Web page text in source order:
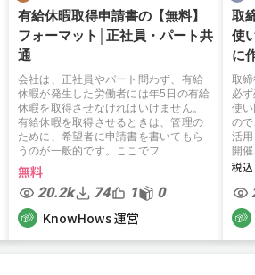
有給休暇取得申請書の【無料】
フォーマット│正社員・パート共
通
会社は、正社員やパート問わず、有給
休暇が発生した労働者には年5日の有給
休暇を取得させなければいけません。
有給休暇を取得させるときは、管理の
ために、希望者に申請書を書いてもら
うのが一般的です。ここでフ...
無料
20.2k 74 1 0
KnowHows 運営
取
使
に
取
必
使
の
活
開